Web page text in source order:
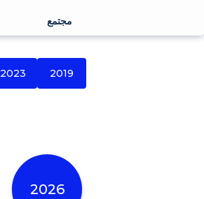
مجتمع
2023 2019
2026